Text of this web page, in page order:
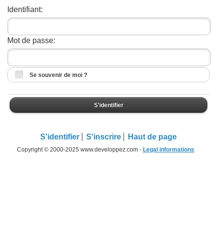
Identifiant:
Mot de passe:
Se souvenir de moi ?
S'identifier
S'identifier S'inscrire Haut de page
Copyright © 2000-2025 www.developpez.com - Legal informations